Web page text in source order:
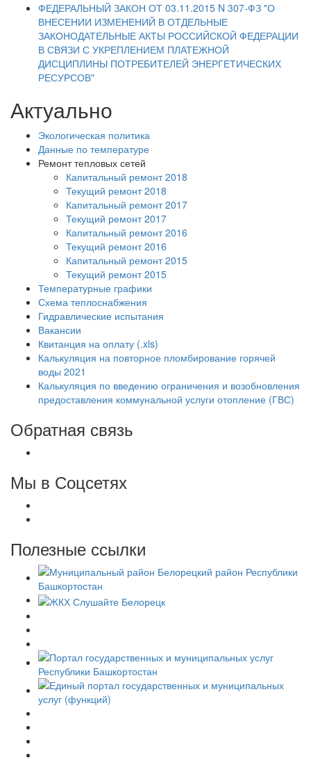
ФЕДЕРАЛЬНЫЙ ЗАКОН ОТ 03.11.2015 N 307-ФЗ "О
ВНЕСЕНИИ ИЗМЕНЕНИЙ В ОТДЕЛЬНЫЕ
ЗАКОНОДАТЕЛЬНЫЕ АКТЫ РОССИЙСКОЙ ФЕДЕРАЦИИ
В СВЯЗИ С УКРЕПЛЕНИЕМ ПЛАТЕЖНОЙ
ДИСЦИПЛИНЫ ПОТРЕБИТЕЛЕЙ ЭНЕРГЕТИЧЕСКИХ
РЕСУРСОВ"
Актуально
Экологическая политика
Данные по температуре
Ремонт тепловых сетей
Капитальный ремонт 2018
Текущий ремонт 2018
Капитальный ремонт 2017
Текущий ремонт 2017
Капитальный ремонт 2016
Текущий ремонт 2016
Капитальный ремонт 2015
Текущий ремонт 2015
Температурные графики
Схема теплоснабжения
Гидравлические испытания
Вакансии
Квитанция на оплату (.xls)
Калькуляция на повторное пломбирование горячей
воды 2021
Калькуляция по введению ограничения и возобновления
предоставления коммунальной услуги отопление (ГВС)
Обратная связь
Мы в Соцсетях
Полезные ссылки